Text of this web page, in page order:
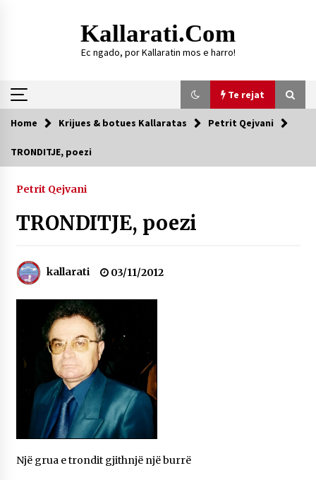
Kallarati.com
Ec ngado, por Kallaratin mos e harro!
Te rejat
Te rejat
SHOQATËS “KALLARATI”
Gazeta Kallarati nr. 118
SI U ARRIT TË REALIZOHEJ PERLA FOLKLORIKE
“JANINËS Ç’I PANË SYTË”
06/06/2026
NË KALLARAT, NË “FSHATIN E DJEGUR” U
ZHVILLUA EDICIONI I TRETË I PIKNIKU
PRANVEROR
26/05/2026
Gazeta Kallarati nr. 117
03/05/2026
Gazeta Kallarati nr. 116
28/01/2026
Home Krijues & botues Kallaratas Petrit Qejvani
TRONDITJE, poezi
Petrit Qejvani
TRONDITJE, poezi
kallarati 03/11/2012
Një grua e trondit gjithnjë një burrë